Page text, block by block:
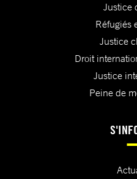
Justice
Réfugiés
Justice
Droit
Justice
Peine de